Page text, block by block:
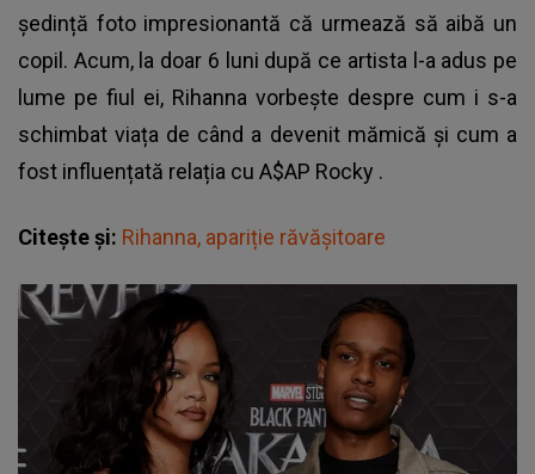
ședință foto impresionantă că urmează să aibă un
copil. Acum, la doar 6 luni după ce artista l-a adus pe
lume pe fiul ei, Rihanna vorbește despre cum i s-a
schimbat viața de când a devenit mămică și cum a
fost influențată relația cu A$AP Rocky .
Citește și: Rihanna, apariție răvășitoare